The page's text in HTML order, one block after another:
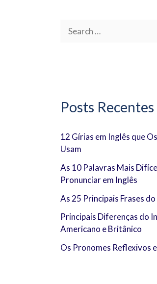
u
s
a
r
p
o
r
:
Posts Recentes
12 Gírias em Inglês que
Usam
As 10 Palavras Mais
Pronunciar em Inglês
As 25 Principais Frases
Principais Diferenças do
Americano e Britânico
Os Pronomes Reflexivos